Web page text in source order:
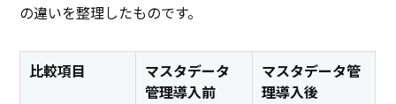
の違いを整理したものです。
比較項目
マスタデータ
管理導入前
マスタデータ管
理導入後